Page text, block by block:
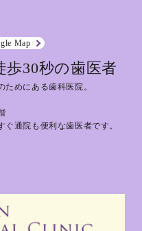
Map
30秒の歯医者
めにある歯科医院。
通院も便利な歯医者です。